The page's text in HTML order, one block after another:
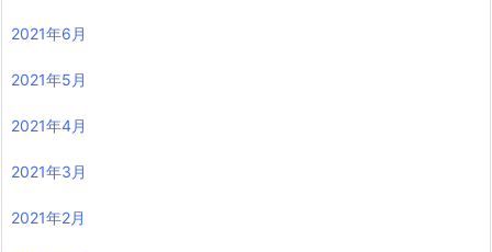
2021年6月
2021年5月
2021年4月
2021年3月
2021年2月